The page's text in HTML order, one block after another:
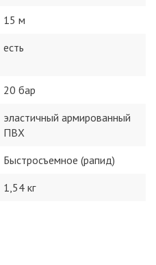
15 м
есть
20 бар
эластичный армированный
ПВХ
Быстросъемное (рапид)
1,54 кг